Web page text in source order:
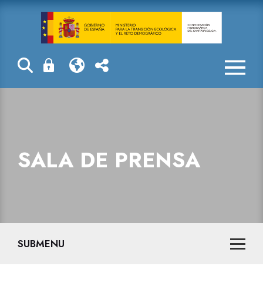
Sala de prensa
SALA DE PRENSA
SUBMENU